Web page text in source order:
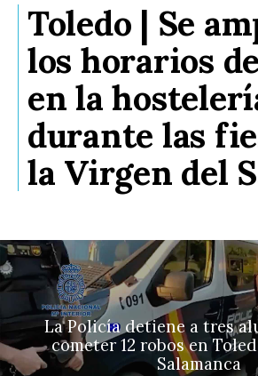
Toledo | Se
los horarios
en la
durante las
la Virgen del
La Policía detiene a tres
cometer 12 robos en
Salamanca